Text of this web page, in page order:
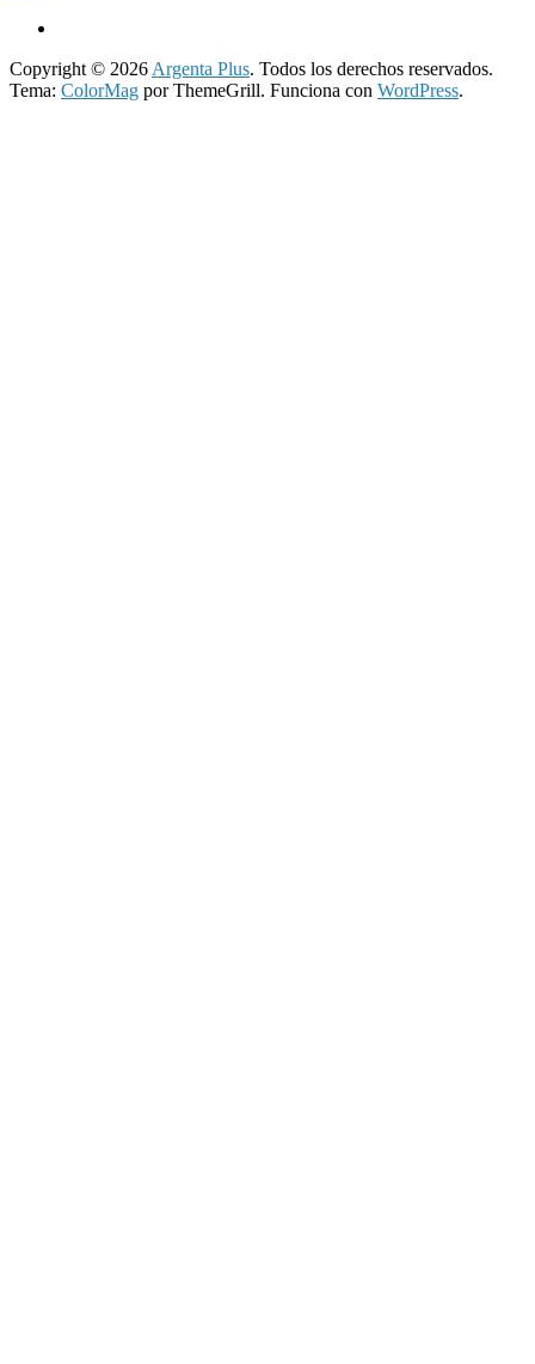
Copyright © 2026 Argenta Plus. Todos los derechos reservados.
Tema: ColorMag por ThemeGrill. Funciona con WordPress.